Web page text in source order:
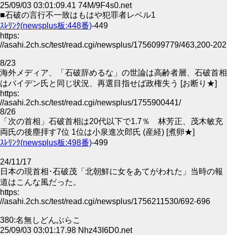
25/09/03 03:01:09.41 74M/9F4s0.net
■石破の言行不一致はもはや犯罪者レベル1
ｽﾚﾘﾝｸ(newsplus板:448番)-449
https:
//asahi.2ch.sc/test/read.cgi/newsplus/1756099779/463,200-202
8/23
海外メディア、「石破辞めるな」の世論は高齢者層、石破首相
はバイデン氏と同じ状況、再選目指せば政権失う [お断り★]
https:
//asahi.2ch.sc/test/read.cgi/newsplus/1755900441/
8/26
「次の首相」石破首相は20代以下で1.7％ 林芳正、茂木敏充
両氏の後塵拝す7位 1位は小泉進次郎氏 (産経) [煮卵★]
ｽﾚﾘﾝｸ(newsplus板:498番)-499
24/11/17
日本の現首相･石破茂「北朝鮮に女をあてがわれた」当時の報
道はこんな風だった。
https:
//asahi.2ch.sc/test/read.cgi/newsplus/1756211530/692-696
380:名無しどんぶらこ
25/09/03 03:01:17.98 Nhz43I6D0.net